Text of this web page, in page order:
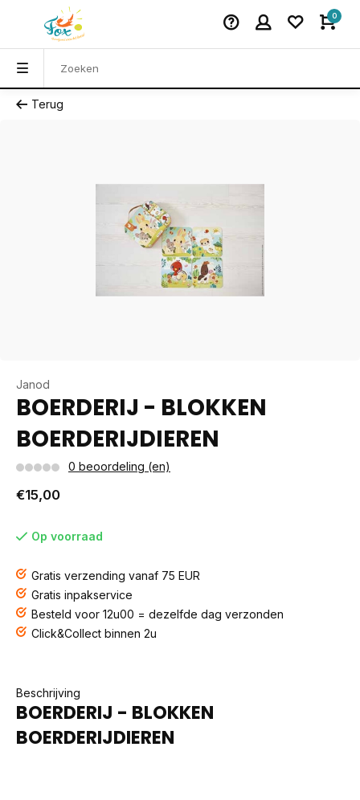
0
Terug
Janod
BOERDERIJ - BLOKKEN
BOERDERIJDIEREN
0 beoordeling (en)
€15,00
Op voorraad
Gratis verzending vanaf 75 EUR
Gratis inpakservice
Besteld voor 12u00 = dezelfde dag verzonden
Click&Collect binnen 2u
Beschrijving
BOERDERIJ - BLOKKEN
BOERDERIJDIEREN